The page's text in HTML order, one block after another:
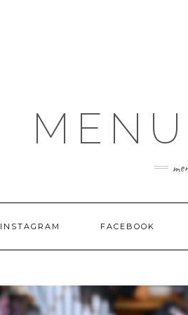
INSTAGRAM FACEBOOK